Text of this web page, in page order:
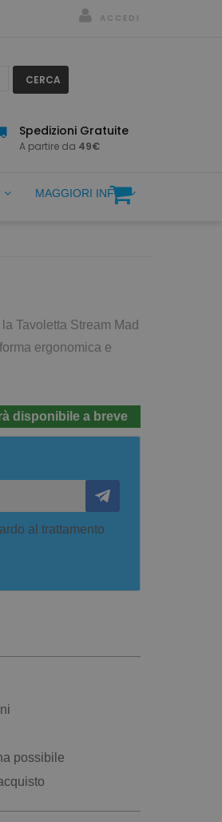
ACCEDI
CERCA
Spedizioni Gratuite
A partire da 49€
MAGGIORI INFO
Tavoletta Stream Mad
ergonomica e
disponibile a breve
al trattamento
possibile